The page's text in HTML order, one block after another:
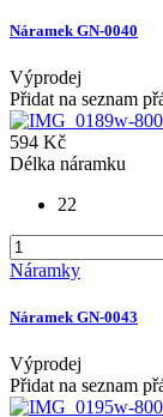
Náramek GN-0040
Výprodej
Přidat na seznam
594 Kč
Délka náramku
22
Náramky
Náramek GN-0043
Výprodej
Přidat na seznam